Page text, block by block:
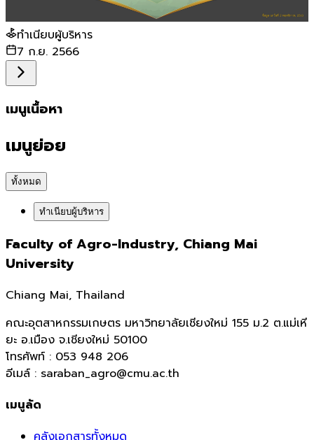
ทำเนียบผู้บริหาร
7 ก.ย. 2566
เมนูเนื้อหา
เมนูย่อย
ทั้งหมด
ทำเนียบผู้บริหาร
Faculty of Agro-Industry, Chiang Mai
University
Chiang Mai, Thailand
คณะอุตสาหกรรมเกษตร มหาวิทยาลัยเชียงใหม่ 155 ม.2 ต.แม่เหี
ยะ อ.เมือง จ.เชียงใหม่ 50100
โทรศัพท์ : 053 948 206
อีเมล์ : saraban_agro@cmu.ac.th
เมนูลัด
คลังเอกสารทั้งหมด